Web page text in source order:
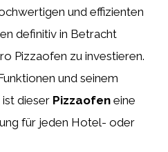
und effizienten
definitiv in Betracht
Pizzaofen zu investieren.
und seinem
dieser Pizzaofen eine
für jeden Hotel- oder